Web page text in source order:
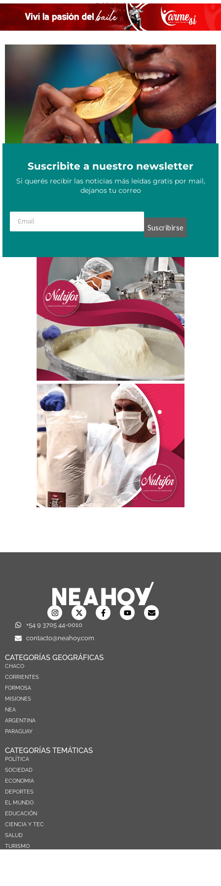
- Publicidad -
Gran aporte de Cuba y Brasil: ¿cómo fue la participación
latinoamericana en los Juegos Olímpicos Tokio 2021?
Suscribite a nuestro newsletter
Si querés recibir las noticias más leídas gratis por mail,
dejanos tu correo
Suscribirse
+54 9 3705 44-0010
contacto@neahoy.com
CATEGORÍAS GEOGRÁFICAS
CHACO
CORRIENTES
FORMOSA
MISIONES
NEA
ARGENTINA
PARAGUAY
CATEGORÍAS TEMÁTICAS
POLÍTICA
SOCIEDAD
ECONOMIA
DEPORTES
EL MUNDO
EDUCACIÓN
CIENCIA Y TEC
SALUD
TURISMO